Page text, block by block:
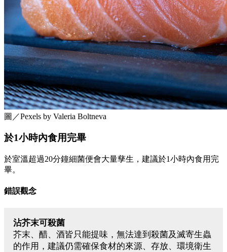
圖／Pexels by Valeria Boltneva
於1小時內食用完畢
於室溫超過20分鐘細菌便會大量孳生，建議於1小時內食用完
畢。
錯誤觀念
沾芥末可殺菌
芥末、醋、酒皆只能提味，無法達到殺菌及滅寄生蟲
的作用，建議仍需確保食材的來源、存放、環境衛生